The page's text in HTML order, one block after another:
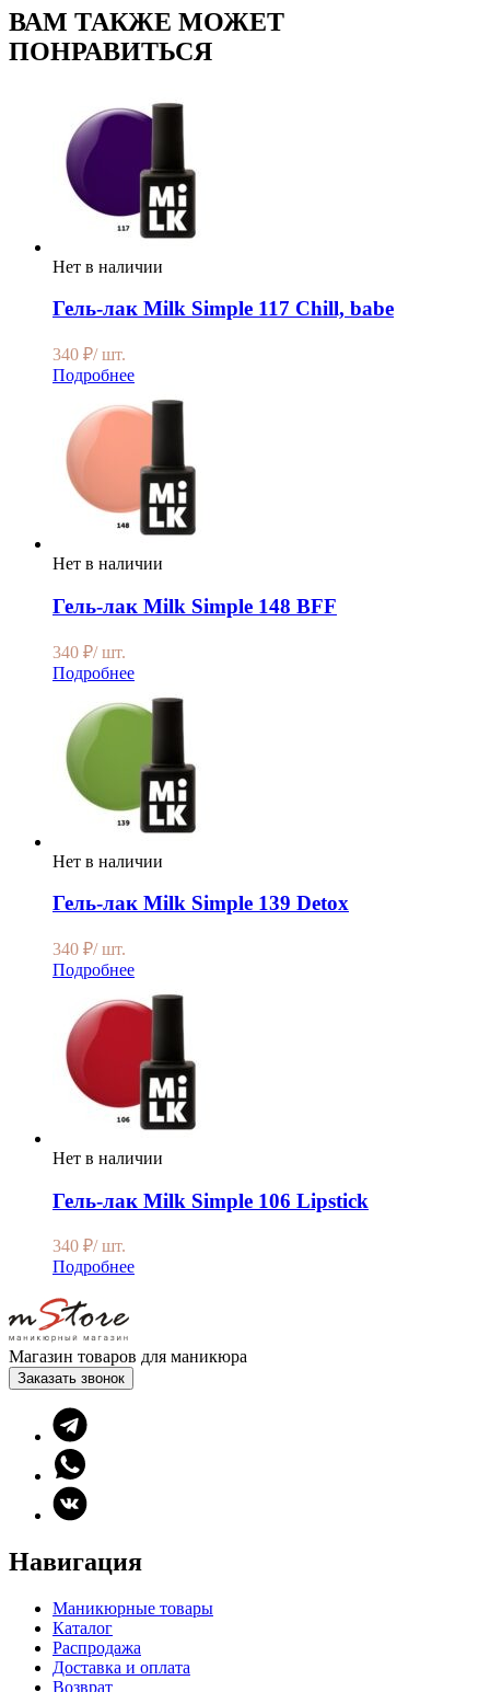
ВАМ ТАКЖЕ МОЖЕТ
ПОНРАВИТЬСЯ
Нет в наличии
Гель-лак Milk Simple 117 Chill, babe
340 ₽/ шт.
Подробнее
Нет в наличии
Гель-лак Milk Simple 148 BFF
340 ₽/ шт.
Подробнее
Нет в наличии
Гель-лак Milk Simple 139 Detox
340 ₽/ шт.
Подробнее
Нет в наличии
Гель-лак Milk Simple 106 Lipstick
340 ₽/ шт.
Подробнее
Магазин товаров для маникюра
Заказать звонок
Навигация
Маникюрные товары
Каталог
Распродажа
Доставка и оплата
Возврат